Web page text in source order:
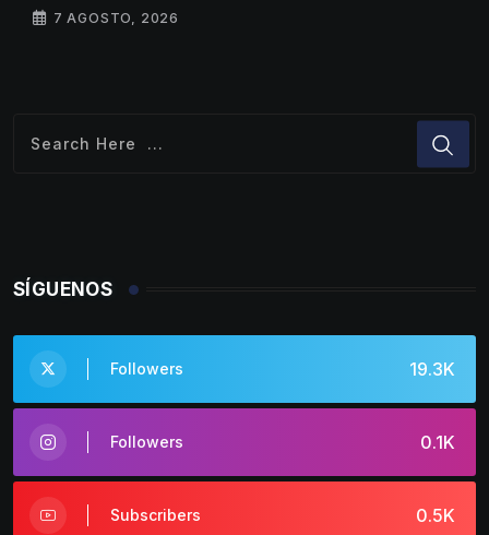
7 AGOSTO, 2026
SÍGUENOS
19.3K
Followers
0.1K
Followers
0.5K
Subscribers